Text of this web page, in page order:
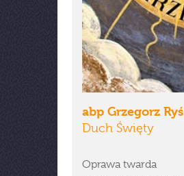
abp Grzegorz Ryś
Duch Święty
Oprawa twarda